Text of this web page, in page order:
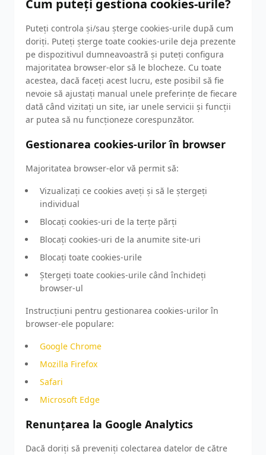
Cum puteți gestiona cookies-urile?
Puteți controla și/sau șterge cookies-urile după cum
doriți. Puteți șterge toate cookies-urile deja prezente
pe dispozitivul dumneavoastră și puteți configura
majoritatea browser-elor să le blocheze. Cu toate
acestea, dacă faceți acest lucru, este posibil să fie
nevoie să ajustați manual unele preferințe de fiecare
dată când vizitați un site, iar unele servicii și funcții
ar putea să nu funcționeze corespunzător.
Gestionarea cookies-urilor în browser
Majoritatea browser-elor vă permit să:
Vizualizați ce cookies aveți și să le ștergeți
individual
Blocați cookies-uri de la terțe părți
Blocați cookies-uri de la anumite site-uri
Blocați toate cookies-urile
Ștergeți toate cookies-urile când închideți
browser-ul
Instrucțiuni pentru gestionarea cookies-urilor în
browser-ele populare:
Google Chrome
Mozilla Firefox
Safari
Microsoft Edge
Renunțarea la Google Analytics
Dacă doriți să preveniți colectarea datelor de către